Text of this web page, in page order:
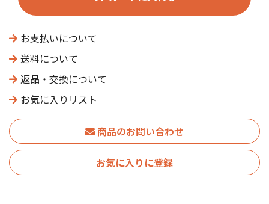
お支払いについて
送料について
返品・交換について
お気に入りリスト
商品のお問い合わせ
お気に入りに登録